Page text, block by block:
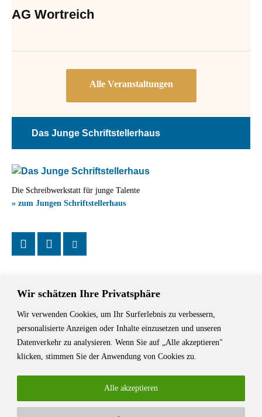
Wir schätzen Ihre Privatsphäre
Wir verwenden Cookies, um Ihr Surferlebnis zu verbessern,
personalisierte Anzeigen oder Inhalte einzusetzen und unseren
Datenverkehr zu analysieren. Wenn Sie auf „Alle akzeptieren"
klicken, stimmen Sie der Anwendung von Cookies zu.
Alle akzeptieren
AG Wortreich
Das Junge Schriftstellerhaus
Die Schreibwerkstatt für junge Talente
» zum Jungen Schriftstellerhaus
Das Schriftstellerhaus ist ein beliebter Treffpunkt für Autorinnen und
Autoren aus Stuttgart und der Region sowie ein Veranstaltungsort für
Lesungen, Tagungen und Schreibwerkstätten.